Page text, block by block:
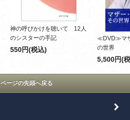
神の呼びかけを聴いて 12人
のシスターの手記
550円(税込)
≪DVD≫マ
の世界
5,500円(
ページの先頭へ戻る